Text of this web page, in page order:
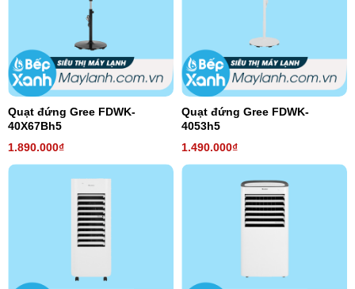
Quạt đứng Gree FDWK-
40X67Bh5
1.890.000₫
Quạt đứng Gree FDWK-
4053h5
1.490.000₫